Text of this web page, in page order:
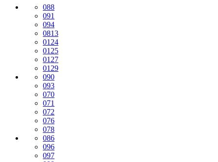
088
091
094
0813
0124
0125
0127
0129
090
093
070
071
072
076
078
086
096
097